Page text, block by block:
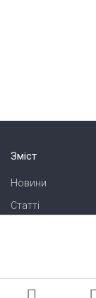
Зміст
Новини
Статті
Реклама на сайті